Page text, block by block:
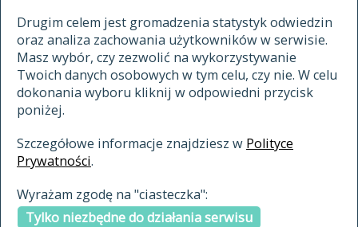
Drugim celem jest gromadzenia statystyk odwiedzin
oraz analiza zachowania użytkowników w serwisie.
Masz wybór, czy zezwolić na wykorzystywanie
Twoich danych osobowych w tym celu, czy nie. W celu
dokonania wyboru kliknij w odpowiedni przycisk
poniżej.
Szczegółowe informacje znajdziesz w Polityce
Prywatności.
Wyrażam zgodę na "ciasteczka":
Tylko niezbędne do działania serwisu
materiały archiwalne
cytowanie
kontakt
indeksie